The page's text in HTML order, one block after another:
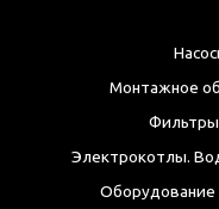
Монтажное
Электрокотлы.
Оборудование